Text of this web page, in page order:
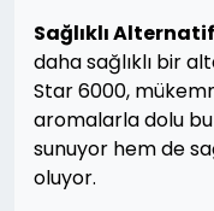
Sağlıklı Alternatif
daha sağlıklı bir
Star 6000,
aromalarla dolu
sunuyor hem de
oluyor.